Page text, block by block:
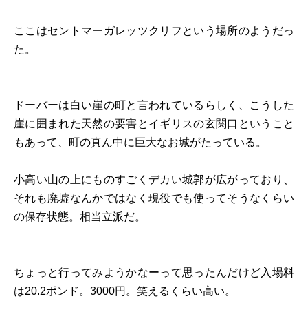
ここはセントマーガレッツクリフという場所のようだっ
た。
ドーバーは白い崖の町と言われているらしく、こうした
崖に囲まれた天然の要害とイギリスの玄関口ということ
もあって、町の真ん中に巨大なお城がたっている。
小高い山の上にものすごくデカい城郭が広がっており、
それも廃墟なんかではなく現役でも使ってそうなくらい
の保存状態。相当立派だ。
ちょっと行ってみようかなーって思ったんだけど入場料
は20.2ポンド。3000円。笑えるくらい高い。